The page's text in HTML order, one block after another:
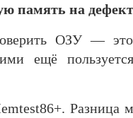
память на
ОЗУ — это
ещё
Разница